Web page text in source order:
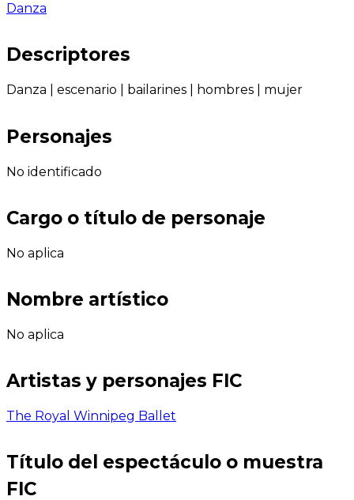
Danza
Descriptores
Danza escenario bailarines hombres mujer
Personajes
No identificado
Cargo o título de personaje
No aplica
Nombre artístico
No aplica
Artistas y personajes FIC
The Royal Winnipeg Ballet
Título del espectáculo o muestra
FIC